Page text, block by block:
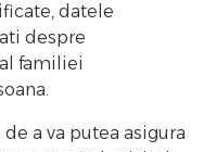
datele
despre
familiei
a va putea asigura